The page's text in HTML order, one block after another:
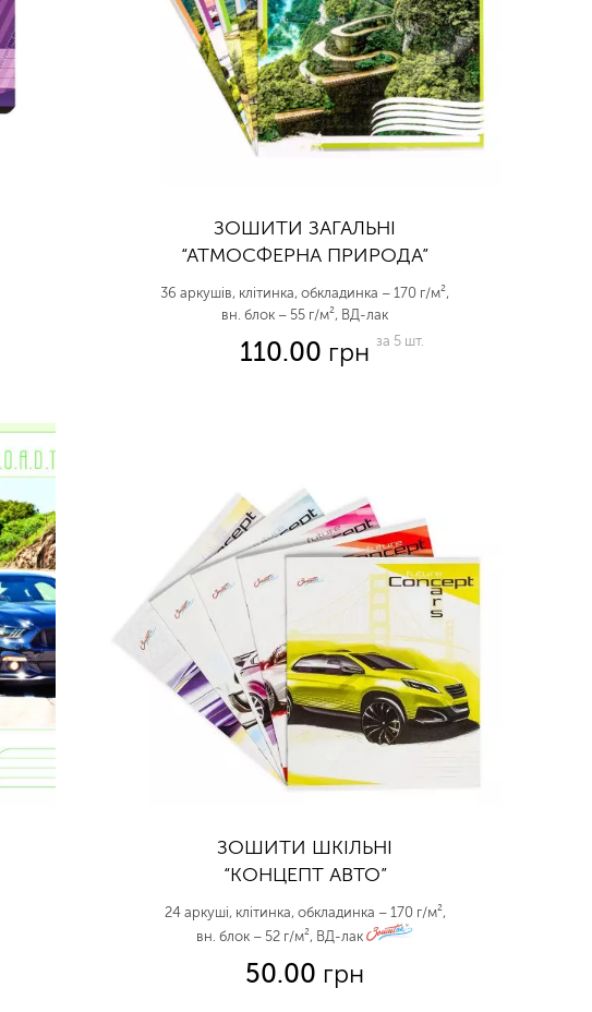
ЗОШИТИ ЗАГАЛЬНІ
“АТМОСФЕРНА ПРИРОДА”
36 аркушів, клітинка, обкладинка – 170 г/м²,
вн. блок – 55 г/м², ВД-лак
110.00 грн за 5 шт.
ЗОШИТИ ШКІЛЬНІ
“КОНЦЕПТ АВТО”
24 аркуші, клітинка, обкладинка – 170 г/м²,
вн. блок – 52 г/м², ВД-лак
50.00 грн